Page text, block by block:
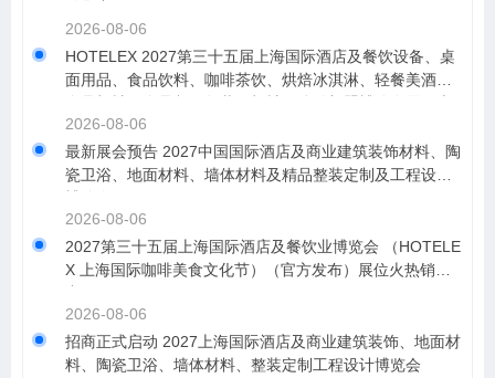
2026-08-06
HOTELEX 2027第三十五届上海国际酒店及餐饮设备、桌
面用品、食品饮料、咖啡茶饮、烘焙冰淇淋、轻餐美酒、
热销售中！
2026-08-06
最新展会预告 2027中国国际酒店及商业建筑装饰材料、陶
瓷卫浴、地面材料、墙体材料及精品整装定制及工程设计
2026-08-06
2027第三十五届上海国际酒店及餐饮业博览会 （HOTELE
X 上海国际咖啡美食文化节）（官方发布）展位火热销售
2026-08-06
招商正式启动 2027上海国际酒店及商业建筑装饰、地面材
料、陶瓷卫浴、墙体材料、整装定制工程设计博览会